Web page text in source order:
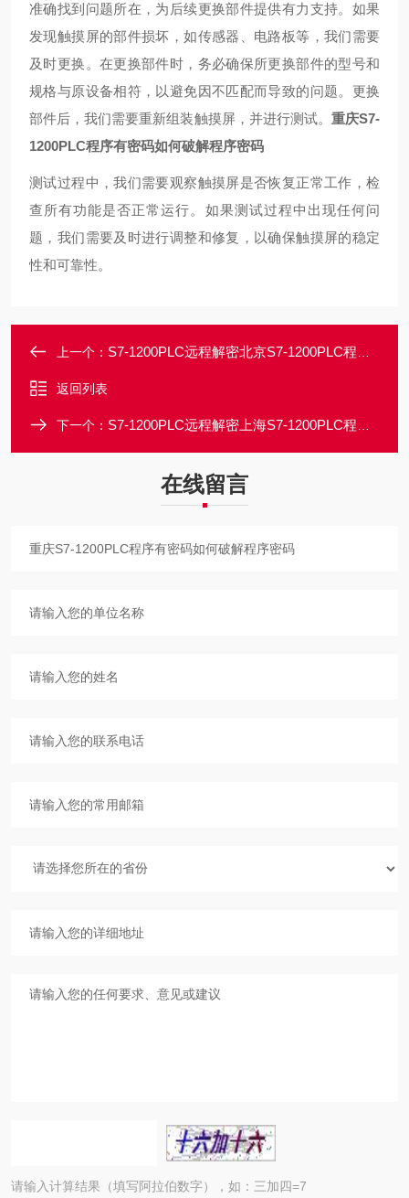
准确找到问题所在，为后续更换部件提供有力支持。 如果
发现触摸屏的部件损坏，如传感器、电路板等，我们需要
及时更换。在更换部件时，务必确保所更换部件的型号和
规格与原设备相符，以避免因不匹配而导致的问题。更换
部件后，我们需要重新组装触摸屏，并进行测试。 重庆S7-
1200PLC程序有密码如何破解程序密码
测试过程中，我们需要观察触摸屏是否恢复正常工作，检
查所有功能是否正常运行。如果测试过程中出现任何问
题，我们需要及时进行调整和修复，以确保触摸屏的稳定
性和可靠性。
上一个： S7-1200PLC远程解密北京S7-1200PLC程序上载密码解密/无损破解
返回列表
下一个： S7-1200PLC远程解密上海S7-1200PLC程序密码解密/当天完成破解
在线留言
请输入计算结果（填写阿拉伯数字），如：三加四=7